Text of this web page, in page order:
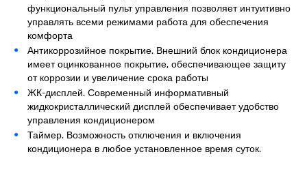
функциональный пульт управления позволяет интуитивно
управлять всеми режимами работа для обеспечения
комфорта
Антикоррозийное покрытие. Внешний блок кондиционера
имеет оцинкованное покрытие, обеспечивающее защиту
от коррозии и увеличение срока работы
ЖК-дисплей. Современный информативный
жидкокристаллический дисплей обеспечивает удобство
управления кондиционером
Таймер. Возможность отключения и включения
кондиционера в любое установленное время суток.